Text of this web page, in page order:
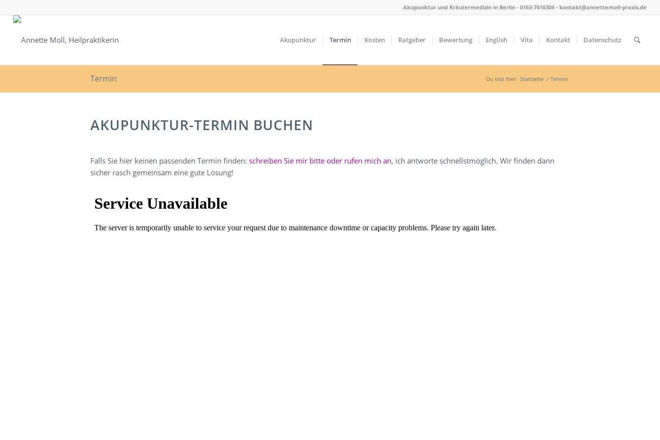
Akupunktur und Kräutermedizin in Berlin - 0163-7616304 - kontakt@annettemoll-praxis.de
Akupunktur Termin Kosten Ratgeber Bewertung English Vita Kontakt Datenschutz
Termin Du bist hier: Startseite / Termin
AKUPUNKTUR-TERMIN BUCHEN
Falls Sie hier keinen passenden Termin finden:schreiben Sie mir bitte oder rufen mich an, ich antworte schnellstmöglich. Wir finden dann
sicher rasch gemeinsam eine gute Lösung!